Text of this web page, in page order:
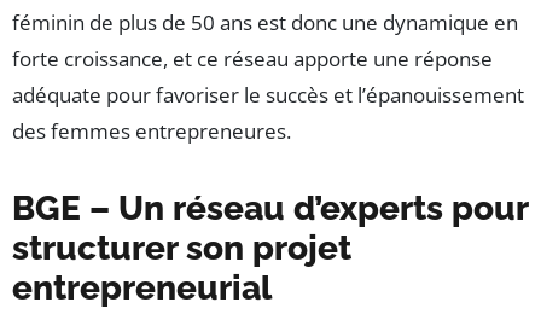
féminin de plus de 50 ans est donc une dynamique en
forte croissance, et ce réseau apporte une réponse
adéquate pour favoriser le succès et l’épanouissement
des femmes entrepreneures.
BGE – Un réseau d’experts pour
structurer son projet
entrepreneurial